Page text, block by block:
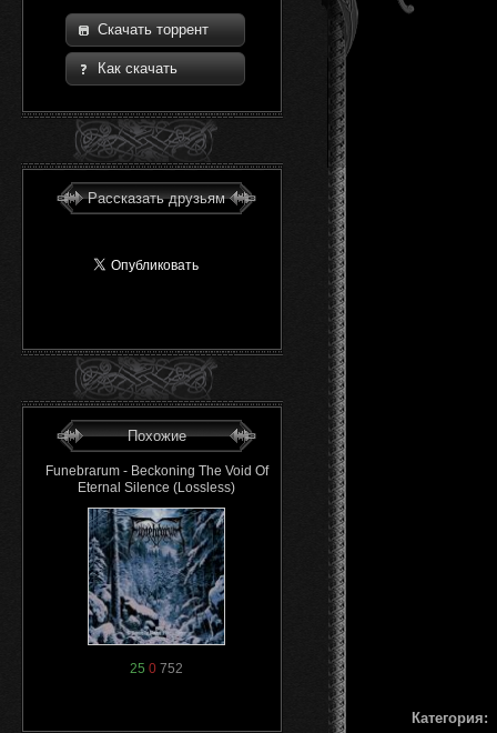
Скачать торрент
Как скачать
Рассказать друзьям
Похожие
Funebrarum - Beckoning The Void Of
Eternal Silence (Lossless)
25 0 752
Категория: